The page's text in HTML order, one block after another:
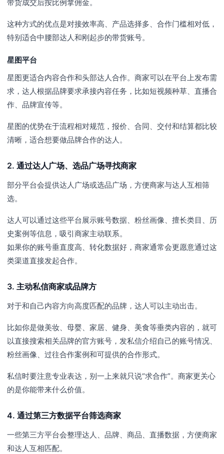
带货成交后按比例拿佣金。
这种方式的优点是对接效率高、产品选择多、合作门槛相对低，
特别适合中腰部达人和刚起步的带货账号。
星图平台
星图更适合内容合作和头部达人合作。商家可以在平台上发布需
求，达人根据品牌要求承接内容任务，比如短视频种草、直播合
作、品牌宣传等。
星图的优势在于流程相对规范，报价、合同、交付和结算都比较
清晰，适合想要做品牌合作的达人。
2. 通过达人广场、选品广场寻找商家
部分平台会提供达人广场或选品广场，方便商家与达人互相筛
选。
达人可以通过这些平台展示账号数据、粉丝画像、擅长类目、历
史案例等信息，吸引商家主动联系。
如果你的账号垂直度高、转化数据好，商家通常会更愿意通过这
类渠道直接发起合作。
3. 主动私信商家或品牌方
对于和自己内容方向高度匹配的品牌，达人可以主动出击。
比如你是做美妆、母婴、家居、健身、美食等垂类内容的，就可
以直接搜索相关品牌的官方账号，发私信介绍自己的账号情况、
粉丝画像、过往合作案例和可提供的合作形式。
私信时要注意专业表达，别一上来就只说“求合作”。商家更关心
的是你能带来什么价值。
4. 通过第三方数据平台筛选商家
一些第三方平台会整理达人、品牌、商品、直播数据，方便商家
和达人互相匹配。